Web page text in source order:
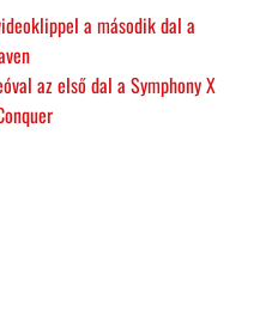
a második dal a
az első dal a Symphony X